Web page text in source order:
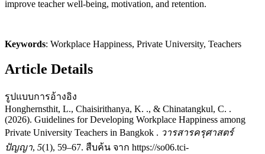
improve teacher well-being, motivation, and retention.
Keywords: Workplace Happiness, Private University, Teachers
Article Details
รูปแบบการอ้างอิง
Honghernsthit, L., Chaisirithanya, K. ., & Chinatangkul, C. .
(2026). Guidelines for Developing Workplace Happiness among
Private University Teachers in Bangkok . วารสารครุศาสตร์
ปัญญา, 5(1), 59–67. สืบค้น จาก https://so06.tci-